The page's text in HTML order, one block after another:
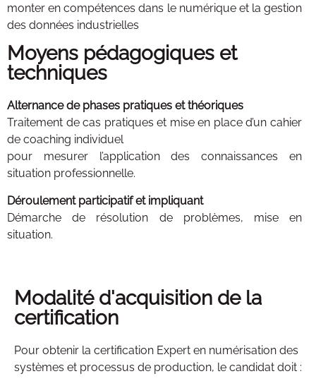
monter en compétences dans le numérique et la gestion
des données industrielles
Moyens pédagogiques et
techniques
Alternance de phases pratiques et théoriques
Traitement de cas pratiques et mise en place d’un cahier
de coaching individuel
pour mesurer l’application des connaissances en
situation professionnelle.
Déroulement participatif et impliquant
Démarche de résolution de problèmes, mise en
situation.
Modalité d'acquisition de la
certification
Pour obtenir la certification Expert en numérisation des
systèmes et processus de production, le candidat doit :